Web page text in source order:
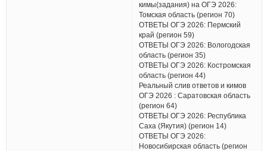
кимы(задания) на ОГЭ 2026:
Томская область (регион 70)
ОТВЕТЫ ОГЭ 2026: Пермский
край (регион 59)
ОТВЕТЫ ОГЭ 2026: Вологодская
область (регион 35)
ОТВЕТЫ ОГЭ 2026: Костромская
область (регион 44)
Реальный слив ответов и кимов
ОГЭ 2026 : Саратовская область
(регион 64)
ОТВЕТЫ ОГЭ 2026: Республика
Саха (Якутия) (регион 14)
ОТВЕТЫ ОГЭ 2026:
Новосибирская область (регион